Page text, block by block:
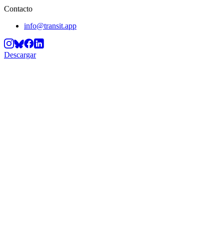
Contacto
info@transit.app
Descargar